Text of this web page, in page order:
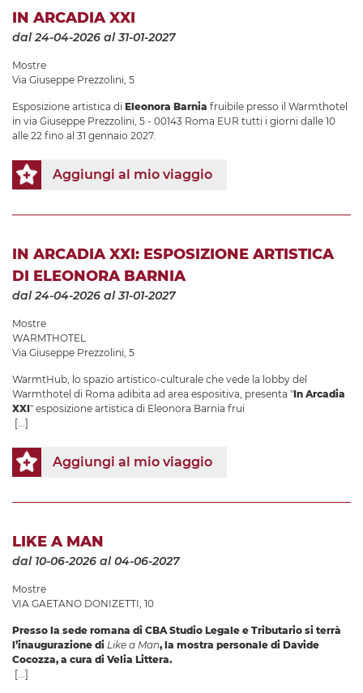
IN ARCADIA XXI
dal 24-04-2026 al 31-01-2027
Mostre
Via Giuseppe Prezzolini, 5
Esposizione artistica di Eleonora Barnia fruibile presso il Warmthotel
in via Giuseppe Prezzolini, 5 - 00143 Roma EUR tutti i giorni dalle 10
alle 22 fino al 31 gennaio 2027.
Aggiungi al mio viaggio
IN ARCADIA XXI: ESPOSIZIONE ARTISTICA
DI ELEONORA BARNIA
dal 24-04-2026 al 31-01-2027
Mostre
WARMTHOTEL
Via Giuseppe Prezzolini, 5
WarmtHub, lo spazio artistico-culturale che vede la lobby del
Warmthotel di Roma adibita ad area espositiva, presenta "In Arcadia
XXI" esposizione artistica di Eleonora Barnia frui
[...]
Aggiungi al mio viaggio
LIKE A MAN
dal 10-06-2026 al 04-06-2027
Mostre
VIA GAETANO DONIZETTI, 10
Presso la sede romana di CBA Studio Legale e Tributario si terrà
l’inaugurazione di Like a Man, la mostra personale di Davide
Cocozza, a cura di Velia Littera.
[...]